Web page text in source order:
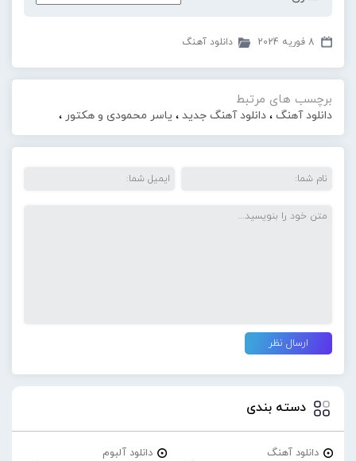
8 فوریه 2024 دانلود آهنگ
برچسب های مرتبط
دانلود آهنگ ، دانلود آهنگ جدید ، یاسر محمودی و هکتور ،
دسته بندی
دانلود آهنگ
دانلود آلبوم